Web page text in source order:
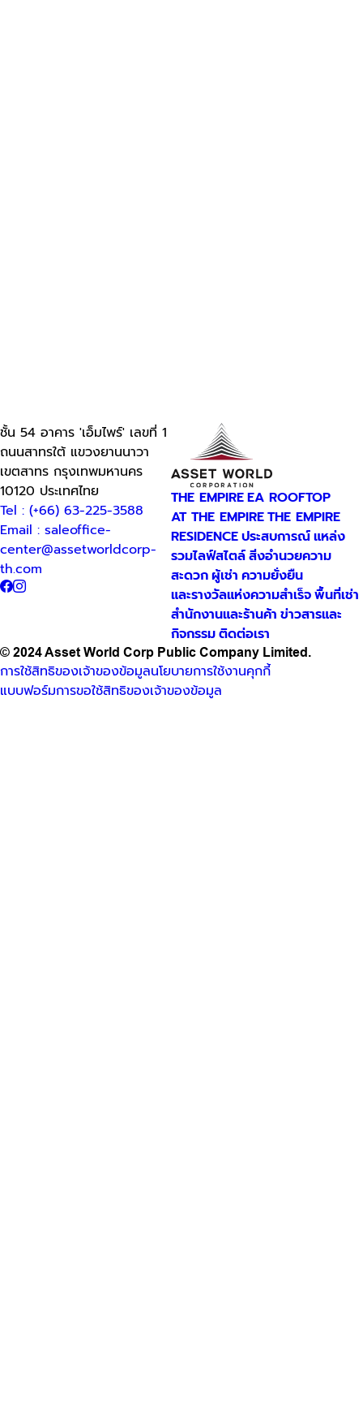
ชั้น 54 อาคาร 'เอ็มไพร์' เลขที่ 1
ถนนสาทรใต้ แขวงยานนาวา
เขตสาทร กรุงเทพมหานคร
10120 ประเทศไทย
Tel : (+66) 63-225-3588
Email : saleoffice-
center@assetworldcorp-
th.com
THE EMPIREEA ROOFTOP
AT THE EMPIRETHE EMPIRE
RESIDENCEประสบการณ์แหล่ง
รวมไลฟ์สไตล์สิ่งอำนวยความ
สะดวกผู้เช่า ความยั่งยืน
และรางวัลแห่งความสำเร็จพื้นที่เช่า
สำนักงานและร้านค้า ข่าวสารและ
กิจกรรมติดต่อเรา
© 2024 Asset World Corp Public Company Limited.
การใช้สิทธิของเจ้าของข้อมูลนโยบายการใช้งานคุกกี้
แบบฟอร์มการขอใช้สิทธิของเจ้าของข้อมูล